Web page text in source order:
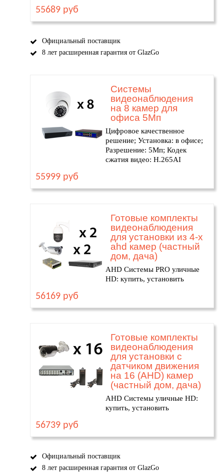
55689 руб
Официальный поставщик
8 лет расширенная гарантия от GlazGo
Системы
видеонаблюдения
на 8 камер для
офиса 5Мп
Цифровое качественное
решение; Установка: в офисе;
Разрешение: 5Мп; Кодек
сжатия видео: H.265AI
55999 руб
Готовые комплекты
видеонаблюдения
для установки из 4-х
ahd камер (частный
дом, дача)
AHD Системы PRO уличные
HD: купить, установить
56169 руб
Готовые комплекты
видеонаблюдения
для установки с
датчиком движения
на 16 (AHD) камер
(частный дом, дача)
AHD Системы уличные HD:
купить, установить
56739 руб
Официальный поставщик
8 лет расширенная гарантия от GlazGo